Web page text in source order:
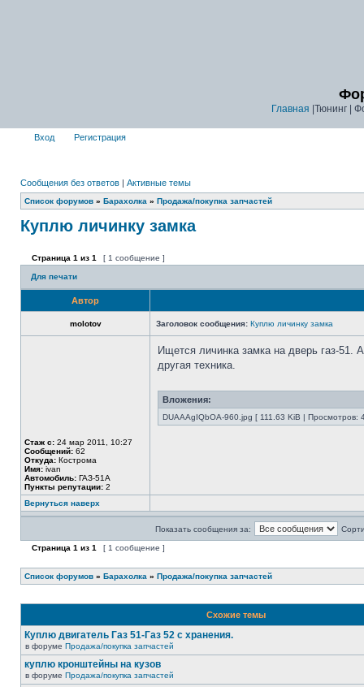
Главная |Тюнинг |
Вход Регистрация
Сообщения без ответов | Активные темы
Список форумов » Барахолка » Продажа/покупка запчастей
Куплю личинку замка
Страница 1 из 1 [ 1 сообщение ]
Для печати
Автор
molotov Заголовок сообщения: Куплю личинку замка
Стаж с: 24 мар 2011, 10:27
Сообщений: 62
Откуда: Кострома
Имя: ivan
Автомобиль: ГАЗ-51А
Пункты репутации: 2
Ищется личинка замка на дверь газ-51.
другая техника.
Вложения:
DUAAAgIQbOA-960.jpg [ 111.63 KiB | Просмотров:
Вернуться наверх
Показать сообщения за:
Страница 1 из 1 [ 1 сообщение ]
Список форумов » Барахолка » Продажа/покупка запчастей
Схожие темы
Куплю двигатель Газ 51-Газ 52 с хранения.
в форуме Продажа/покупка запчастей
куплю кронштейны на кузов
в форуме Продажа/покупка запчастей